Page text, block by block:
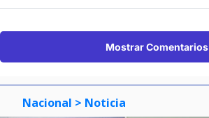
Mostrar Comentarios
Nacional > Noticia